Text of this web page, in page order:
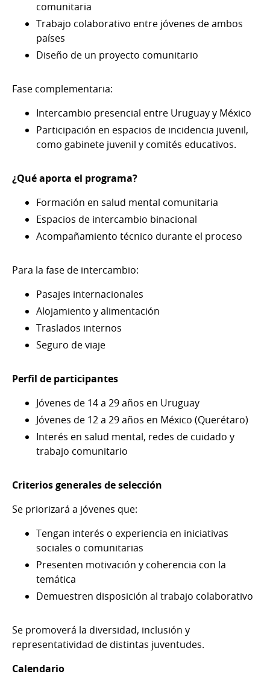
comunitaria
Trabajo colaborativo entre jóvenes de ambos
países
Diseño de un proyecto comunitario
Fase complementaria:
Intercambio presencial entre Uruguay y México
Participación en espacios de incidencia juvenil,
como gabinete juvenil y comités educativos.
¿Qué aporta el programa?
Formación en salud mental comunitaria
Espacios de intercambio binacional
Acompañamiento técnico durante el proceso
Para la fase de intercambio:
Pasajes internacionales
Alojamiento y alimentación
Traslados internos
Seguro de viaje
Perfil de participantes
Jóvenes de 14 a 29 años en Uruguay
Jóvenes de 12 a 29 años en México (Querétaro)
Interés en salud mental, redes de cuidado y
trabajo comunitario
Criterios generales de selección
Se priorizará a jóvenes que:
Tengan interés o experiencia en iniciativas
sociales o comunitarias
Presenten motivación y coherencia con la
temática
Demuestren disposición al trabajo colaborativo
Se promoverá la diversidad, inclusión y
representatividad de distintas juventudes.
Calendario